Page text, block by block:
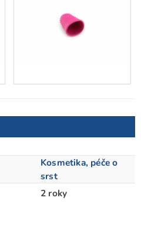
Kosmetika, péče o
srst
2 roky